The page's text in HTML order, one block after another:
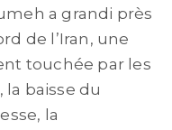
a grandi près
de l’Iran, une
touchée par les
baisse du
la